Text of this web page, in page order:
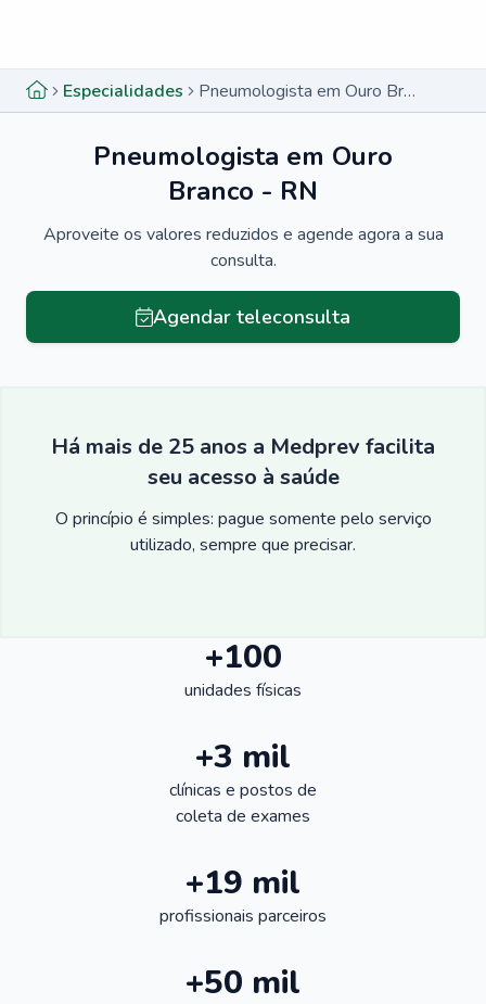
Especialidades Pneumologista em Ouro Branco - RN
Pneumologista em Ouro
Branco - RN
Aproveite os valores reduzidos e agende agora a sua
consulta.
Agendar teleconsulta
Há mais de 25 anos a Medprev facilita
seu acesso à saúde
O princípio é simples: pague somente pelo serviço
utilizado, sempre que precisar.
+100
unidades físicas
+3 mil
clínicas e postos de
coleta de exames
+19 mil
profissionais parceiros
+50 mil